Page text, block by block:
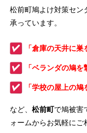
松前町鳩よけ対策セン
承っています。
「倉庫の天井に
「ベランダの鳩を
「学校の屋上の鳩
など、 松前町で鳩被害
ォームからお気軽にご